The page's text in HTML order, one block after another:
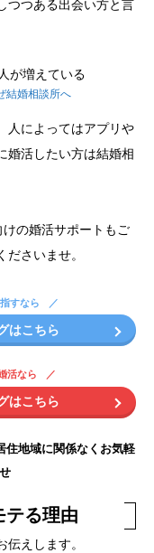
つつある出会い方と言
結婚相談所へ
人によってはアプリや
婚活したい方は結婚相
けの婚活サポートもご
さいませ。
すなら
はこちら
活なら
はこちら
地域に関係なくお気軽
テる理由
えします。